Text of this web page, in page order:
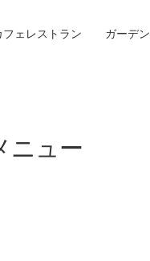
ガーデン
フェレストラン
ニュー